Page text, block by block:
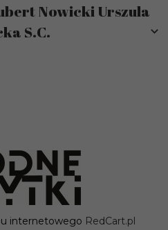
Nowicki Urszula
S.C.
internetowego RedCart.pl